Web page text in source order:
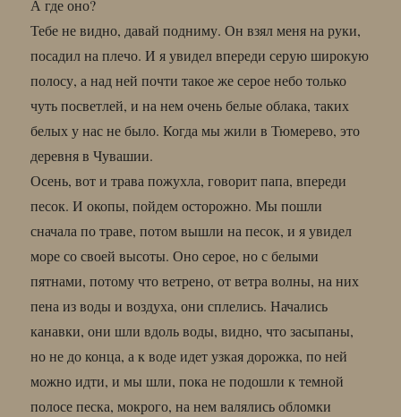
А где оно?
Тебе не видно, давай подниму. Он взял меня на руки,
посадил на плечо. И я увидел впереди серую широкую
полосу, а над ней почти такое же серое небо только
чуть посветлей, и на нем очень белые облака, таких
белых у нас не было. Когда мы жили в Тюмерево, это
деревня в Чувашии.
Осень, вот и трава пожухла, говорит папа, впереди
песок. И окопы, пойдем осторожно. Мы пошли
сначала по траве, потом вышли на песок, и я увидел
море со своей высоты. Оно серое, но с белыми
пятнами, потому что ветрено, от ветра волны, на них
пена из воды и воздуха, они сплелись. Начались
канавки, они шли вдоль воды, видно, что засыпаны,
но не до конца, а к воде идет узкая дорожка, по ней
можно идти, и мы шли, пока не подошли к темной
полосе песка, мокрого, на нем валялись обломки